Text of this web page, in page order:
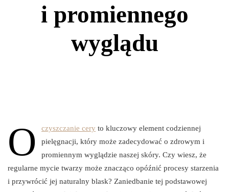
i promiennego
wyglądu
O czyszczanie cery to kluczowy element codziennej
pielęgnacji, który może zadecydować o zdrowym i
promiennym wyglądzie naszej skóry. Czy wiesz, że
regularne mycie twarzy może znacząco opóźnić procesy starzenia
i przywrócić jej naturalny blask? Zaniedbanie tej podstawowej